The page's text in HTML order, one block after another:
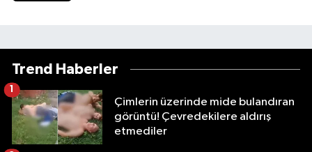
Trend Haberler
Çimlerin üzerinde mide bulandıran
görüntü! Çevredekilere aldırış
etmediler
1